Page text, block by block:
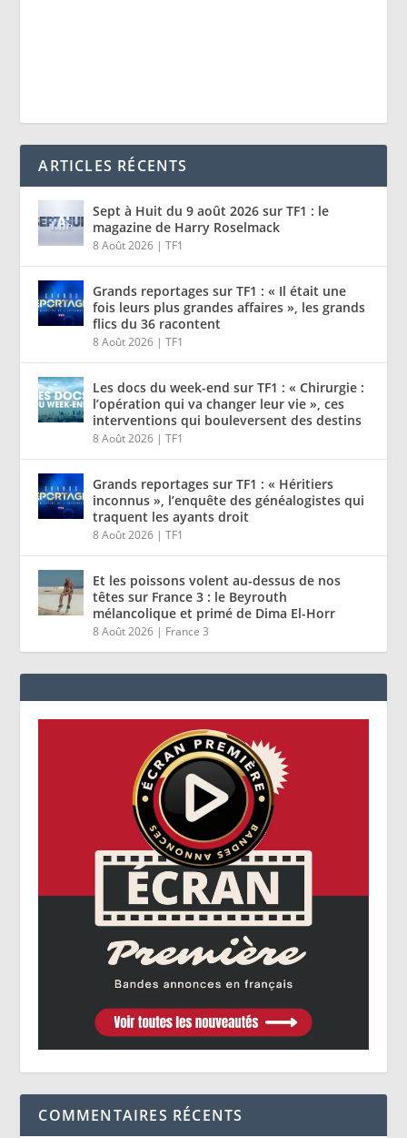
ARTICLES RÉCENTS
Sept à Huit du 9 août 2026 sur TF1 : le
magazine de Harry Roselmack
8 Août 2026 |TF1
Grands reportages sur TF1 : « Il était une
fois leurs plus grandes affaires », les grands
flics du 36 racontent
8 Août 2026 |TF1
Les docs du week-end sur TF1 : « Chirurgie :
l’opération qui va changer leur vie », ces
interventions qui bouleversent des destins
8 Août 2026 |TF1
Grands reportages sur TF1 : « Héritiers
inconnus », l’enquête des généalogistes qui
traquent les ayants droit
8 Août 2026 |TF1
Et les poissons volent au-dessus de nos
têtes sur France 3 : le Beyrouth
mélancolique et primé de Dima El-Horr
8 Août 2026 | France 3
COMMENTAIRES RÉCENTS